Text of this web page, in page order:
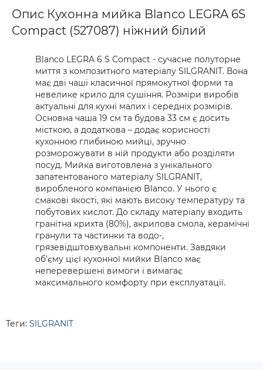
Опис Кухонна мийка Blanco LEGRA 6S
Compact (527087) ніжний білий
Blanco LEGRA 6 S Compact - сучасне полуторне
миття з композитного матеріалу SILGRANIT. Вона
має дві чаші класичної прямокутної форми та
невелике крило для сушіння. Розміри виробів
актуальні для кухні малих і середніх розмірів.
Основна чаша 19 см та будова 33 см є досить
місткою, а додаткова – додає корисності
кухонною глибиною мийці, зручно
розморожувати в ній продукти або розділяти
посуд. Мийка виготовлена ​​з унікального
запатентованого матеріалу SILGRANIT,
виробленого компанією Blanco. У нього є
смакові якості, які мають високу температуру та
побутових кислот. До складу матеріалу входить
гранітна крихта (80%), акрилова смола, керамічні
гранули та частинки та водо-,
грязевідштовхувальні компоненти. Завдяки
об'єму цієї кухонної мийки Blanco має
неперевершені вимоги і вимагає
максимального комфорту при експлуатації.
Теги: SILGRANIT